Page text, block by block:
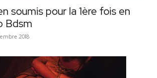
soumis pour la 1ère fois en
Bdsm
2018